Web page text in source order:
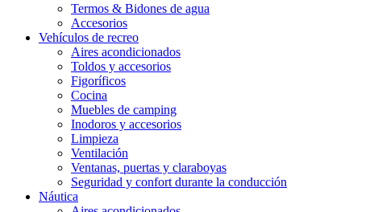
Termos & Bidones de agua
Accesorios
Vehículos de recreo
Aires acondicionados
Toldos y accesorios
Figoríficos
Cocina
Muebles de camping
Inodoros y accesorios
Limpieza
Ventilación
Ventanas, puertas y claraboyas
Seguridad y confort durante la conducción
Náutica